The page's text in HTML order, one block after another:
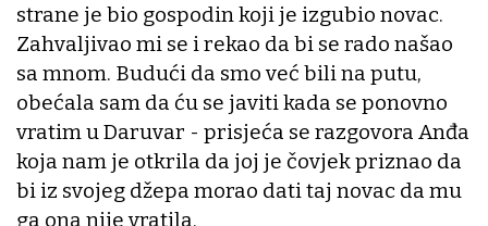
strane je bio gospodin koji je izgubio novac.
Zahvaljivao mi se i rekao da bi se rado našao
sa mnom. Budući da smo već bili na putu,
obećala sam da ću se javiti kada se ponovno
vratim u Daruvar - prisjeća se razgovora Anđa
koja nam je otkrila da joj je čovjek priznao da
bi iz svojeg džepa morao dati taj novac da mu
ga ona nije vratila.